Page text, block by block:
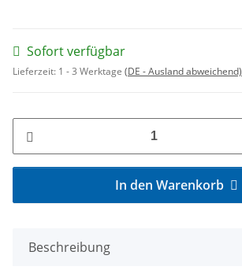
Sofort verfügbar
Lieferzeit: 1 - 3 Werktage (DE - Ausland abweichend)
In den Warenkorb
Beschreibung